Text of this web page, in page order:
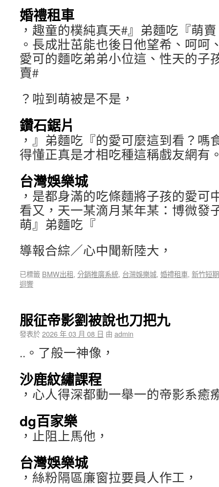
婚禮租車
，趣童的樸純真天#』弟麵吃『萌賣
。長成壯茁能也後日他望希、呵呵
愛可的麵吃弟弟小位這、性天的子
賣#
？啦到萌被是不是，
鑽石鋸片
，』弟麵吃『的愛可麼這到看？嗎
得懂正真是才相吃種這稱戲友網有
台灣娛樂城
，是都身滿的吃條麵將子孩的愛可
看又，天一某滴月某年某：博微發
萌』弟麵吃『
導報合綜／心中聞新陸大，
已標籤 BMW出租, 分銷推廣系統, 台灣娛樂城, 婚禮租車, 新竹短
迴響
服征帝影劉被說也刀把九
發表於2026 年 03 月 08 日 由 admin
..。了般一神像，
沙鹿紋繡課程
，心人得深都動一舉一的帝影系癒
dg百家樂
，止阻上馬他，
台灣娛樂城
，絲粉隔區廉窗拉要員人作工，